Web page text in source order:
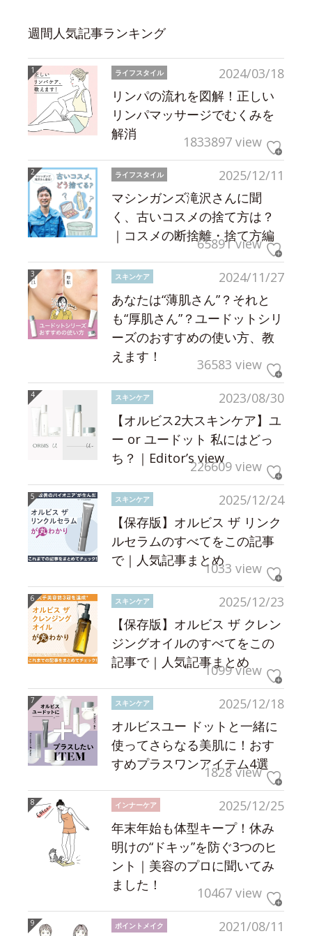
週間人気記事ランキング
2024/03/18
ライフスタイル
リンパの流れを図解！正しい
リンパマッサージでむくみを
解消
1833897 view
2025/12/11
ライフスタイル
マシンガンズ滝沢さんに聞
く、古いコスメの捨て方は？
｜コスメの断捨離・捨て方編
65891 view
2024/11/27
スキンケア
あなたは“薄肌さん”？それと
も“厚肌さん”？ユードットシリ
ーズのおすすめの使い方、教
えます！
36583 view
2023/08/30
スキンケア
【オルビス2大スキンケア】ユ
ー or ユードット 私にはどっ
ち？｜Editor’s view226609 view
2025/12/24
スキンケア
【保存版】オルビス ザ リンク
ルセラムのすべてをこの記事
で｜人気記事まとめ1033 view
2025/12/23
スキンケア
【保存版】オルビス ザ クレン
ジングオイルのすべてをこの
記事で｜人気記事まとめ
1099 view
2025/12/18
スキンケア
オルビスユー ドットと一緒に
使ってさらなる美肌に！おす
すめプラスワンアイテム4選
1828 view
2025/12/25
インナーケア
年末年始も体型キープ！休み
明けの“ドキッ”を防ぐ3つのヒ
ント｜美容のプロに聞いてみ
ました！
10467 view
2021/08/11
ポイントメイク